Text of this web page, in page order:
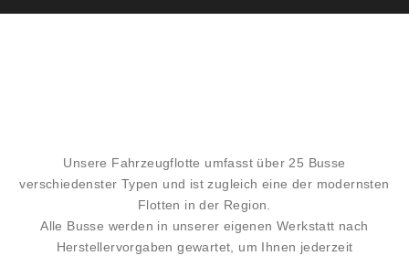
Unsere Fahrzeugflotte umfasst über 25 Busse
verschiedenster Typen und ist zugleich eine der modernsten
Flotten in der Region.
Alle Busse werden in unserer eigenen Werkstatt nach
Herstellervorgaben gewartet, um Ihnen jederzeit